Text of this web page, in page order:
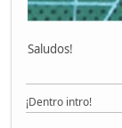
Saludos!
¡Dentro intro!